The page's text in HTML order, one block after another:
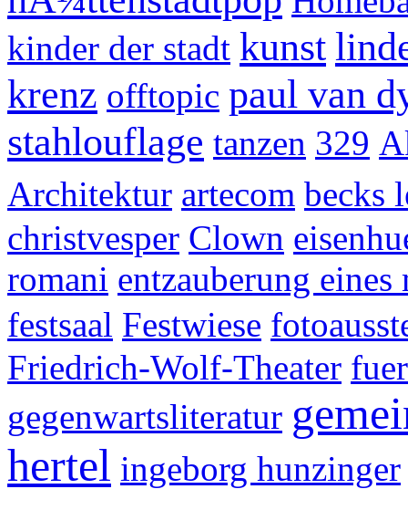
kinder der stadt kunst
krenz offtopic paul van
stahlouflage tanzen 329
Architektur artecom becks
christvesper Clown
romani entzauberung eines
festsaal Festwiese
Friedrich-Wolf-Theater
gegenwartsliteratur
hertel ingeborg hunzinger